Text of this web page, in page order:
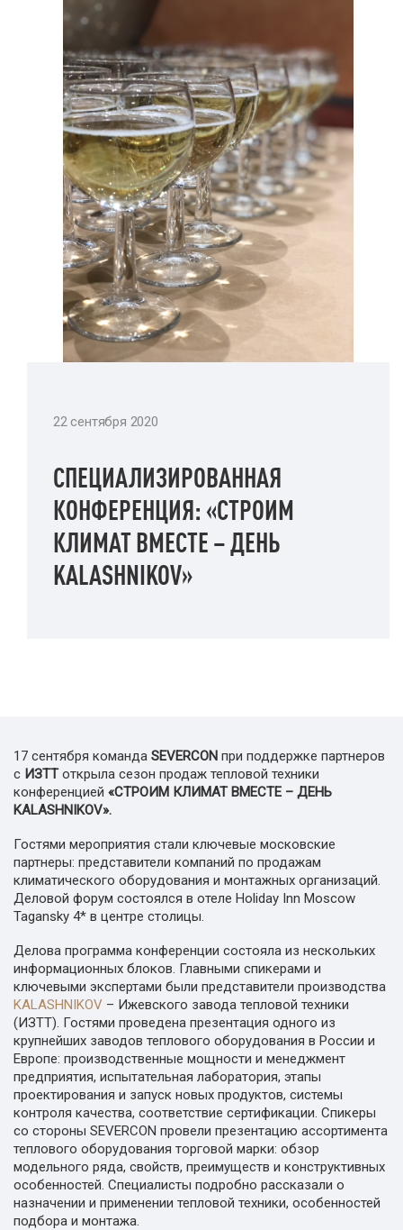
22 сентября 2020
СПЕЦИАЛИЗИРОВАННАЯ
КОНФЕРЕНЦИЯ: «СТРОИМ
КЛИМАТ ВМЕСТЕ – ДЕНЬ
KALASHNIKOV»
17 сентября команда SEVERCON при поддержке партнеров
с ИЗТТоткрыла сезон продаж тепловой техники
конференцией «СТРОИМ КЛИМАТ ВМЕСТЕ – ДЕНЬ
KALASHNIKOV».
Гостями мероприятия стали ключевые московские
партнеры: представители компаний по продажам
климатического оборудования и монтажных организаций.
Деловой форум состоялся в отеле Holiday Inn Moscow
Tagansky 4* в центре столицы.
Делова программа конференции состояла из нескольких
информационных блоков. Главными спикерами и
ключевыми экспертами были представители производства
KALASHNIKOV – Ижевского завода тепловой техники
(ИЗТТ). Гостями проведена презентация одного из
крупнейших заводов теплового оборудования в России и
Европе: производственные мощности и менеджмент
предприятия, испытательная лаборатория, этапы
проектирования и запуск новых продуктов, системы
контроля качества, соответствие сертификации. Спикеры
со стороны SEVERCON провели презентацию ассортимента
теплового оборудования торговой марки: обзор
модельного ряда, свойств, преимуществ и конструктивных
особенностей. Специалисты подробно рассказали о
назначении и применении тепловой техники, особенностей
подбора и монтажа.